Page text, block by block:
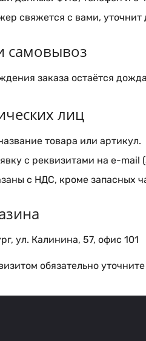
свяжется с вами, уточнит
самовывоз
заказа остаётся
лиц
товара или артикул.
с реквизитами на e-mail
с НДС, кроме запасных
ул. Калинина, 57, офис 101
обязательно